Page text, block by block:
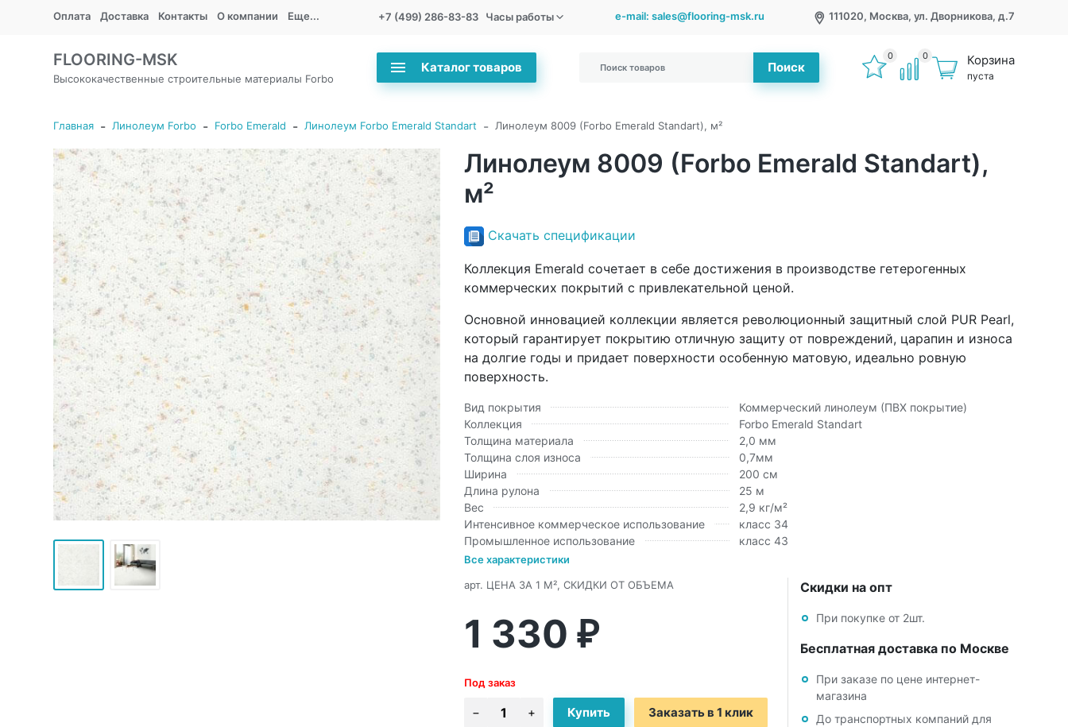
Оплата Доставка Контакты О компании Еще... +7 (499) 286-83-83 Часы работы e-mail: sales@flooring-msk.ru 111020, Москва, ул. Дворникова, д.7
FLOORING-MSK
Высококачественные строительные материалы Forbo
Каталог товаров Поиск
0 0 Корзина
пуста
Главная - Линолеум Forbo - Forbo Emerald - Линолеум Forbo Emerald Standart - Линолеум 8009 (Forbo Emerald Standart), м²
Линолеум 8009 (Forbo Emerald Standart),
м²
Скачать спецификации
Коллекция Emerald сочетает в себе достижения в производстве гетерогенных
коммерческих покрытий с привлекательной ценой.
Основной инновацией коллекции является революционный защитный слой PUR Pearl,
который гарантирует покрытию отличную защиту от повреждений, царапин и износа
на долгие годы и придает поверхности особенную матовую, идеально ровную
поверхность.
Вид покрытия
Коммерческий линолеум (ПВХ покрытие)
Коллекция
Forbo Emerald Standart
Толщина материала
2,0 мм
Толщина слоя износа
0,7мм
Ширина
200 см
Длина рулона
25 м
Вес
2,9 кг/м²
Интенсивное коммерческое использование
класс 34
Промышленное использование
класс 43
Все характеристики
арт. ЦЕНА ЗА 1 М², СКИДКИ ОТ ОБЪЕМА
1 330 ₽
Под заказ
Заказать в 1 клик
Скидки на опт
При покупке от 2шт.
Бесплатная доставка по Москве
При заказе по цене интернет-
магазина
До транспортных компаний для